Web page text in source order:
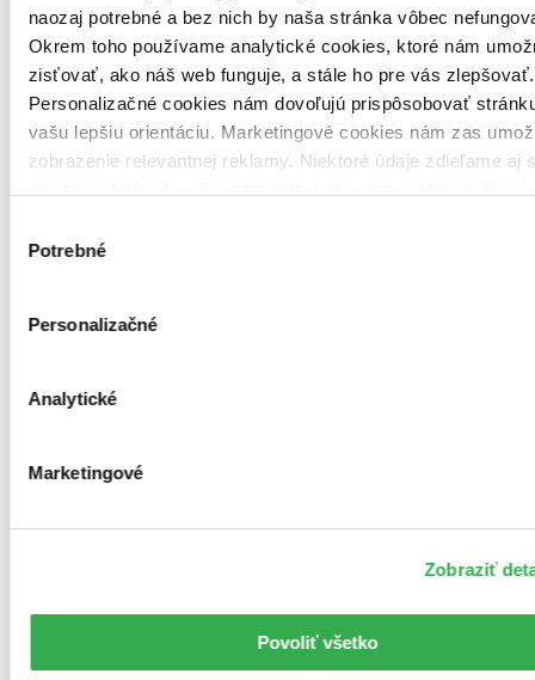
naozaj potrebné a bez nich by naša stránka vôbec
Okrem toho používame analytické cookies, ktoré nám
zisťovať, ako náš web funguje, a stále ho pre vás zlepšovať.
Personalizačné cookies nám dovoľujú prispôsobovať
vašu lepšiu orientáciu. Marketingové cookies nám zas
zobrazenie relevantnej reklamy. Niektoré údaje zdieľame aj
súhlasu
Potrebné
Personalizačné
Analytické
Marketingové
Zobraziť
Povoliť všetko
Na sklade 3 ks
Túto knihu máme síce aktuálne na sklade, máme však už iba
-6 %